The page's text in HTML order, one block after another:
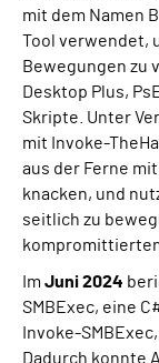
mit dem Namen
Tool verwendet,
Bewegungen zu
Desktop Plus,
Skripte. Unter
mit Invoke-
aus der Ferne
knacken, und
seitlich zu
Im Juni 2024
SMBExec, eine
Invoke-
Dadurch konnte